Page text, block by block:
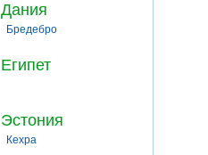
Дания
Бредебро
Египет
Эстония
Кехра